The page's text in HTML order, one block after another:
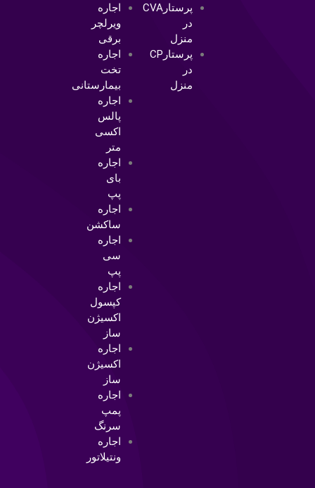
پرستارCVA
در
منزل
پرستارCP
در
منزل
اجاره
ویرلچر
برقی
اجاره
تخت
بیمارستانی
اجاره
پالس
اکسی
متر
اجاره
بای
پپ
اجاره
ساکشن
اجاره
سی
پپ
اجاره
کپسول
اکسیژن
ساز
اجاره
اکسیژن
ساز
اجاره
پمپ
سرنگ
اجاره
ونتیلاتور